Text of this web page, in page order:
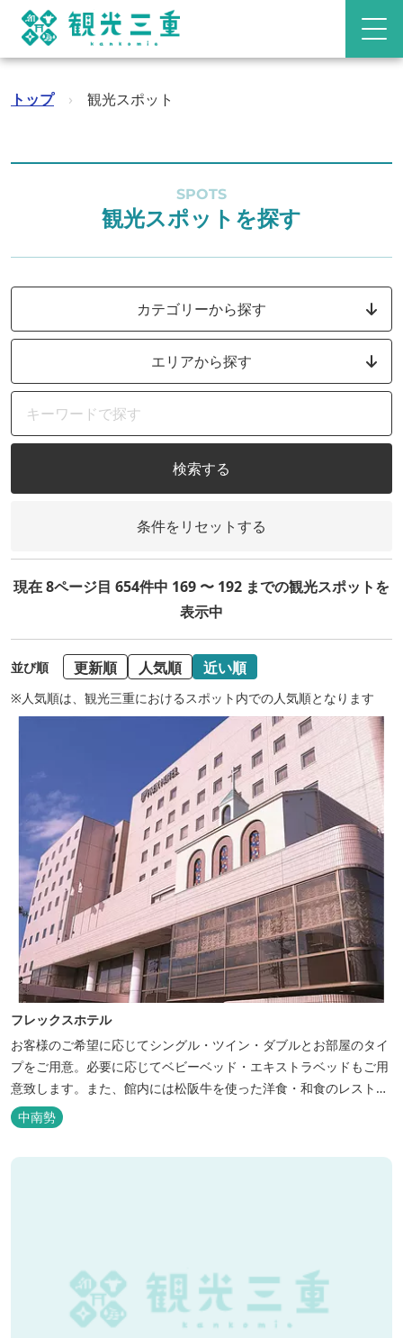
トップ › 観光スポット
SPOTS
観光スポットを探す
カテゴリーから探す
エリアから探す
検索する
条件をリセットする
現在 8ページ目 654件中 169 〜 192 までの観光スポットを
表示中
並び順 更新順 人気順 近い順
※人気順は、観光三重におけるスポット内での人気順となります
フレックスホテル
お客様のご希望に応じてシングル・ツイン・ダブルとお部屋のタイ
プをご用意。必要に応じてベビーベッド・エキストラベッドもご用
意致します。また、館内には松阪牛を使った洋食・和食のレストラ
ンと喫茶があります。伊勢神宮参拝や、伊勢志摩、東紀州への観光
の拠点にご利用ください。
中南勢